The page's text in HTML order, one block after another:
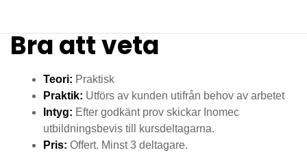
Bra att veta
Teori: Praktisk
Praktik: Utförs av kunden utifrån behov av arbetet
Intyg: Efter godkänt prov skickar Inomec
utbildningsbevis till kursdeltagarna.
Pris: Offert. Minst 3 deltagare.